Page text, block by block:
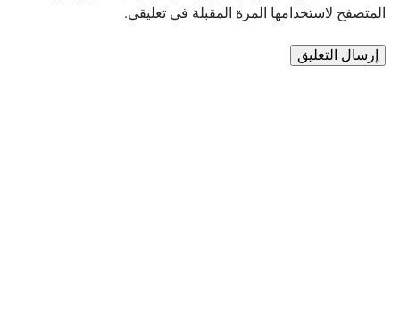
المتصفح لاستخدامها المرة المقبلة في تعليقي.